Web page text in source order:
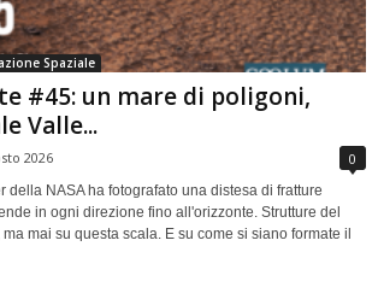
Spaziale
#45: un mare di poligoni,
Valle...
2026 0
della NASA ha fotografato una distesa di fratture
in ogni direzione fino all'orizzonte. Strutture del
mai su questa scala. E su come si siano formate il